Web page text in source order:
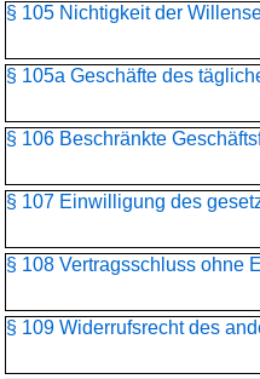
§ 105 Nichtigkeit der
§ 105a Geschäfte des
§ 106 Beschränkte
§ 107 Einwilligung des
§ 108 Vertragsschluss ohne
§ 109 Widerrufsrecht des